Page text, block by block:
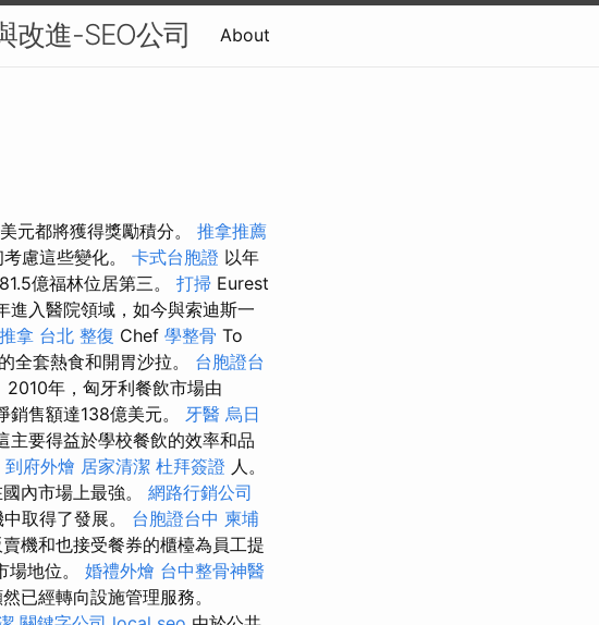
改進-SEO公司 About
元都將獲得獎勵積分。 推拿推薦
慮這些變化。 卡式台胞證 以年
億福林位居第三。 打掃 Eurest
進入醫院領域，如今與索迪斯一
拿 台北 整復 Chef 學整骨 To
全套熱食和開胃沙拉。 台胞證台
年，匈牙利餐飲市場由
銷售額達138億美元。 牙醫 烏日
主要得益於學校餐飲的效率和品
到府外燴 居家清潔 杜拜簽證 人。
內市場上最強。 網路行銷公司
取得了發展。 台胞證台中 柬埔
機和也接受餐券的櫃檯為員工提
地位。 婚禮外燴 台中整骨神醫
已經轉向設施管理服務。